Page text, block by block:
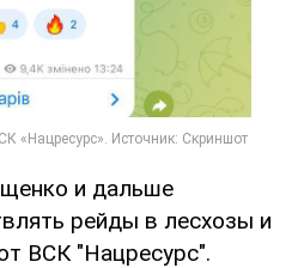
и дальше
рейды в лесхозы и
ВСК "Нацресурс".